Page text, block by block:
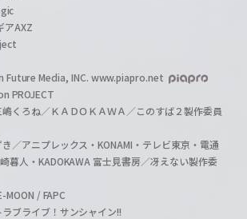
AXZ
Media, INC. www.piapro.net
PROJECT
くろね／ＫＡＤＯＫＡＷＡ／このすば２製作委員
／アニプレックス・KONAMI・テレビ東京・電通
暮人・KADOKAWA 富士見書房／冴えない製作委
/ FAPC
ブライブ！サンシャイン!!